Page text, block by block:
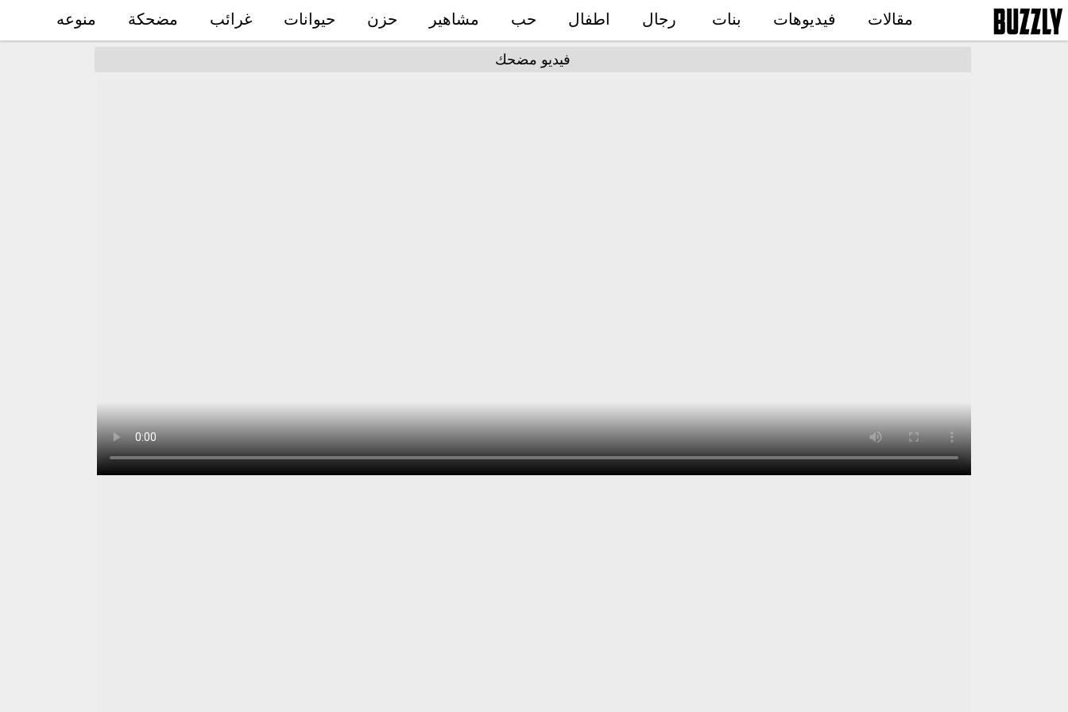
مقالات فيديوهات بنات رجال اطفال حب مشاهير حزن حيوانات غرائب مضحكة منوعه
فيديو مضحك